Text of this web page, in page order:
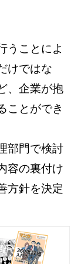
うことによ
けではな
、企業が抱
ことができ
部門で検討
容の裏付け
方針を決定